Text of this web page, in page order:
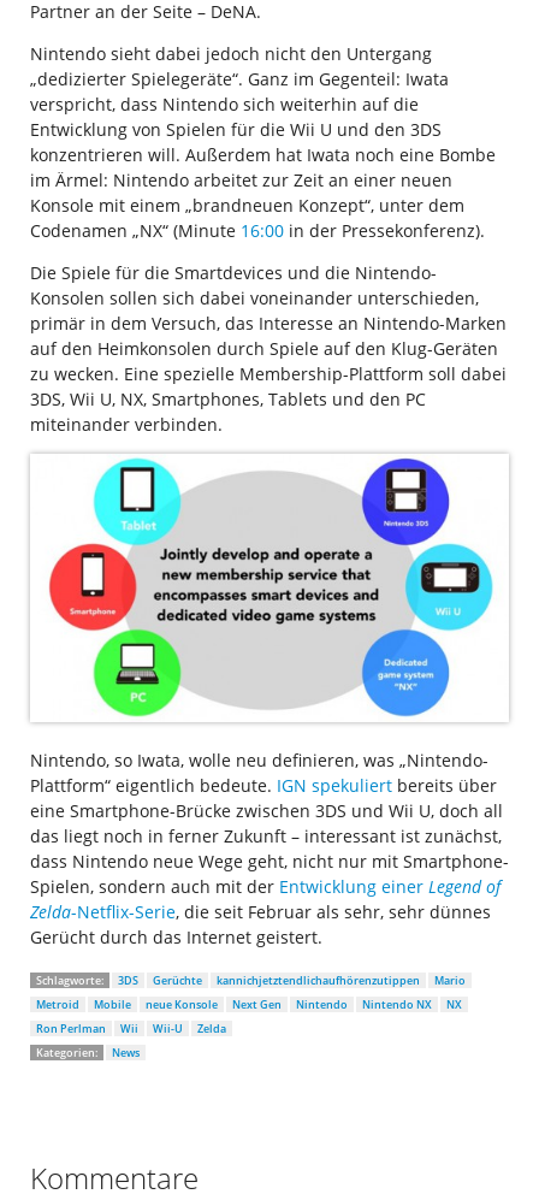
Partner an der Seite – DeNA.
Nintendo sieht dabei jedoch nicht den Untergang
„dedizierter Spielegeräte“. Ganz im Gegenteil: Iwata
verspricht, dass Nintendo sich weiterhin auf die
Entwicklung von Spielen für die Wii U und den 3DS
konzentrieren will. Außerdem hat Iwata noch eine Bombe
im Ärmel: Nintendo arbeitet zur Zeit an einer neuen
Konsole mit einem „brandneuen Konzept“, unter dem
Codenamen „NX“ (Minute 16:00 in der Pressekonferenz).
Die Spiele für die Smartdevices und die Nintendo-
Konsolen sollen sich dabei voneinander unterschieden,
primär in dem Versuch, das Interesse an Nintendo-Marken
auf den Heimkonsolen durch Spiele auf den Klug-Geräten
zu wecken. Eine spezielle Membership-Plattform soll dabei
3DS, Wii U, NX, Smartphones, Tablets und den PC
miteinander verbinden.
Nintendo, so Iwata, wolle neu definieren, was „Nintendo-
Plattform“ eigentlich bedeute. IGN spekuliert bereits über
eine Smartphone-Brücke zwischen 3DS und Wii U, doch all
das liegt noch in ferner Zukunft – interessant ist zunächst,
dass Nintendo neue Wege geht, nicht nur mit Smartphone-
Spielen, sondern auch mit der Entwicklung einer Legend of
Zelda-Netflix-Serie, die seit Februar als sehr, sehr dünnes
Gerücht durch das Internet geistert.
Schlagworte: 3DS Gerüchte kannichjetztendlichaufhörenzutippen
Mario
Metroid
Mobile neue Konsole Next Gen Nintendo Nintendo NX
NX
Ron Perlman
Wii Wii-U
Zelda
Kategorien:
News
Kommentare